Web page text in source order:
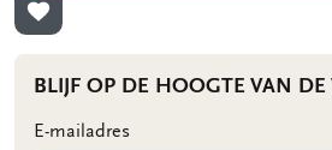
TOEVOEGEN AAN VERLANGLIJST
BLIJF OP DE HOOGTE VAN
E-mailadres